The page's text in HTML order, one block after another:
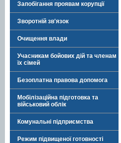
Запобігання проявам корупції
Зворотній зв'язок
Очищення влади
Учасникам бойових дій та членам
їх сімей
Безоплатна правова допомога
Мобілізаційна підготовка та
військовий облік
Комунальні підприємства
Режим підвищеної готовності